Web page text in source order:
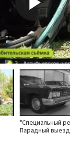
"Специальный
Парадный выезд